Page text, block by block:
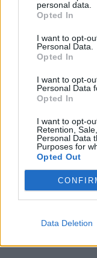
personal data.
Opted In
I want to opt-
Personal Data.
Opted In
I want to opt-
Personal Data
Opted In
I want to opt-
Retention,
Personal Data
Purposes for
Opted Out
Data Deletion
diákhitel igénylés
fontos határidő
diákhitel igénylés
Diákhitel központ
diákhitel 2
belföld